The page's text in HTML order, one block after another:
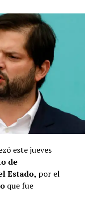
este jueves
de
Estado, por el
que fue